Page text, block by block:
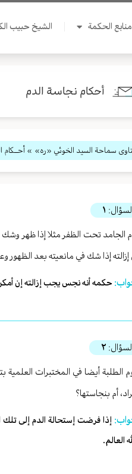
منابع الحكمة الشيخ حبيب
أحكام نجاسة الدم
سماحة السيد الخوئي «ره» »
١
الجامد تحت الظفر مثلا إذا ظهر
إذا شك في مانعيته بعد الظهور
حكمه أنه نجس يجب إزالته إن
٢
الطلبة أيضا في المختبرات
أم بنجاستها؟
إذا فرضت إستحالة الدم إلى تلك
العالم.